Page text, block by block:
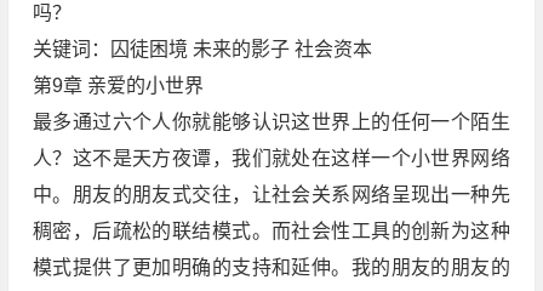
吗？
关键词：囚徒困境 未来的影子 社会资本
第9章 亲爱的小世界
最多通过六个人你就能够认识这世界上的任何一个陌生
人？这不是天方夜谭，我们就处在这样一个小世界网络
中。朋友的朋友式交往，让社会关系网络呈现出一种先
稠密，后疏松的联结模式。而社会性工具的创新为这种
模式提供了更加明确的支持和延伸。我的朋友的朋友的